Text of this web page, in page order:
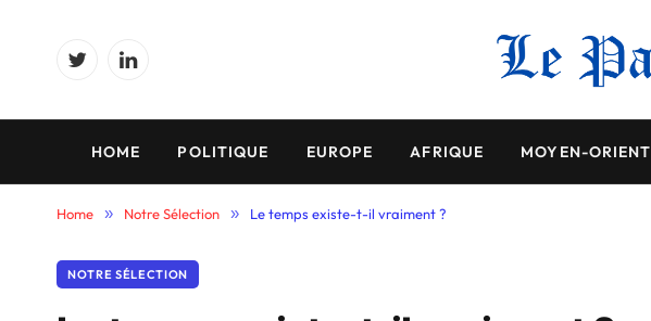
TwitterLinkedIn
HOME POLITIQUE EUROPE AFRIQUE MOYEN-ORIENT
Home » Notre Sélection » Le temps existe-t-il vraiment ?
NOTRE SÉLECTION